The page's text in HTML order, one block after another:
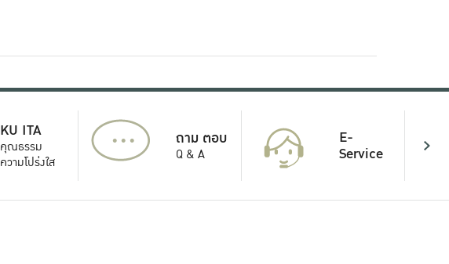
KU ITA
คุณธรรม
ความโปร่งใส
... ถาม ตอบ
Q & A
E-
Service